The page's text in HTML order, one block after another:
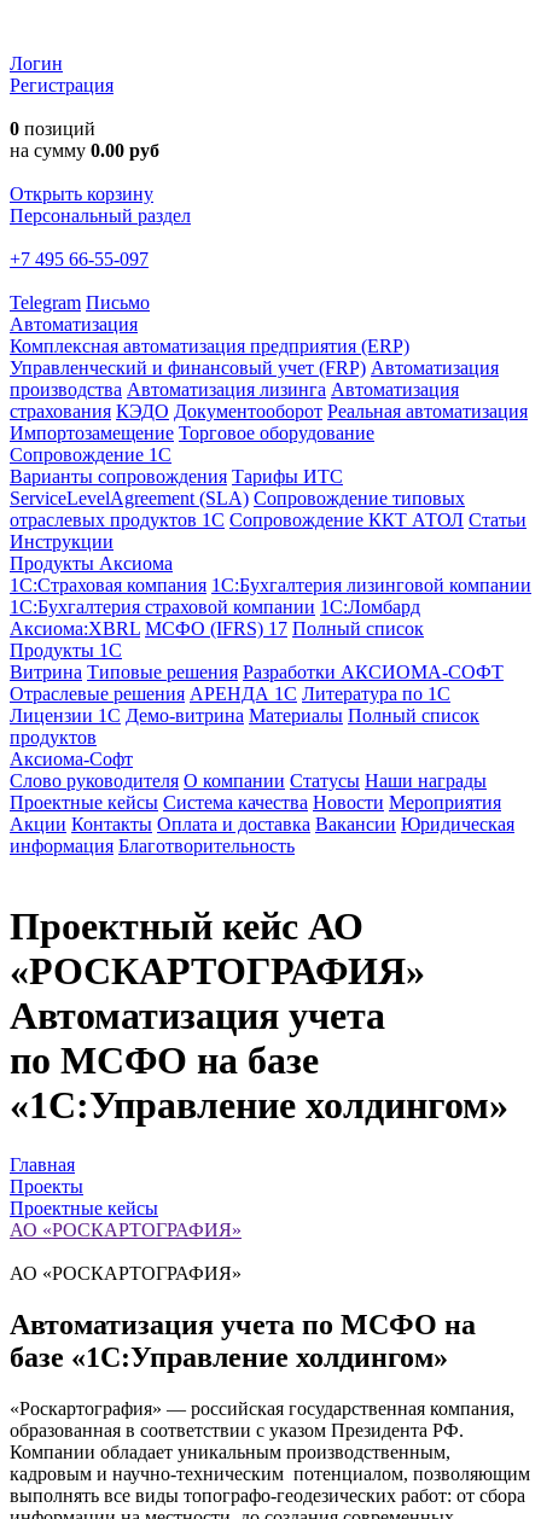
Логин
Регистрация
0 позиций
на сумму 0.00 руб
Открыть корзину
Персональный раздел
+7 495 66-55-097
Telegram Письмо
Автоматизация
Комплексная автоматизация предприятия (ERP)
Управленческий и финансовый учет (FRP) Автоматизация
производства Автоматизация лизинга Автоматизация
страхования КЭДО Документооборот Реальная автоматизация
Импортозамещение Торговое оборудование
Сопровождение 1С
Варианты сопровождения Тарифы ИТС
ServiceLevelAgreement (SLA) Сопровождение типовых
отраслевых продуктов 1С Сопровождение ККТ АТОЛ Статьи
Инструкции
Продукты Аксиома
1С:Страховая компания 1С:Бухгалтерия лизинговой компании
1С:Бухгалтерия страховой компании 1С:Ломбард
Аксиома:XBRL МСФО (IFRS) 17 Полный список
Продукты 1С
Витрина Типовые решения Разработки АКСИОМА-СОФТ
Отраслевые решения АРЕНДА 1С Литература по 1С
Лицензии 1C Демо-витрина Материалы Полный список
продуктов
Аксиома-Софт
Слово руководителя О компании Статусы Наши награды
Проектные кейсы Система качества Новости Мероприятия
Акции Контакты Оплата и доставка Вакансии Юридическая
информация Благотворительность
Проектный кейс АО
«РОСКАРТОГРАФИЯ»
Автоматизация учета
по МСФО на базе
«1С:Управление холдингом»
Главная
Проекты
Проектные кейсы
АО «РОСКАРТОГРАФИЯ»
АО «РОСКАРТОГРАФИЯ»
Автоматизация учета по МСФО на
базе «1С:Управление холдингом»
«Роскартография» — российская государственная компания,
образованная в соответствии с указом Президента РФ.
Компании обладает уникальным производственным,
кадровым и научно-техническим потенциалом, позволяющим
выполнять все виды топографо-геодезических работ: от сбора